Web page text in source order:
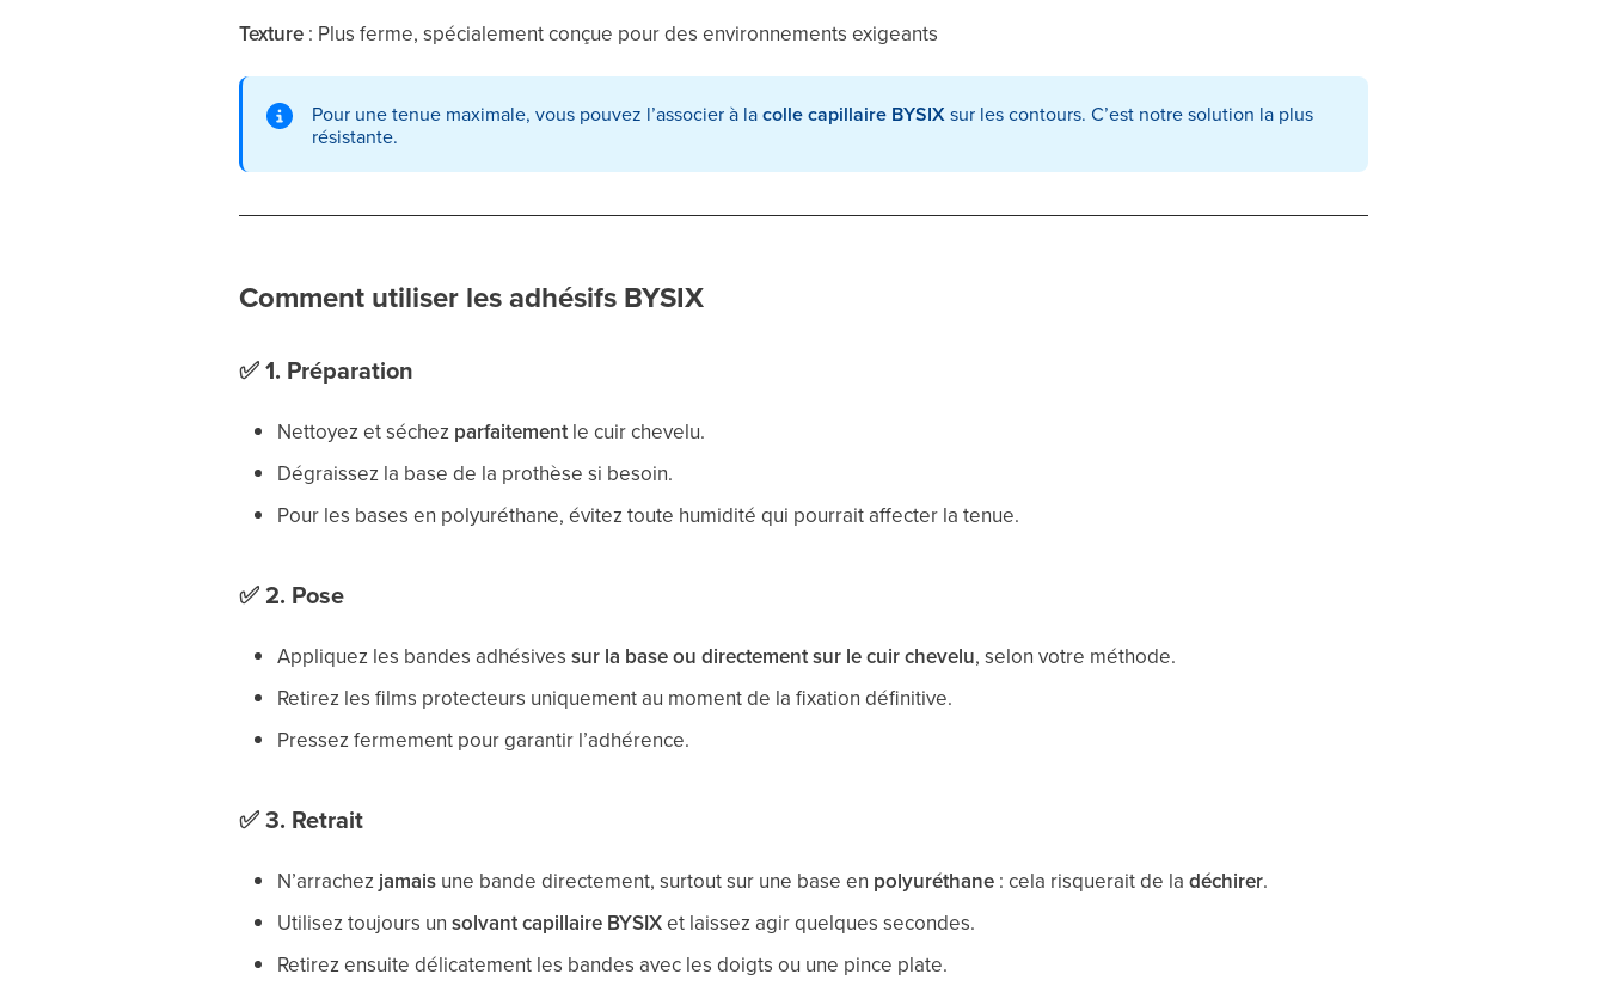
Texture: Plus ferme, spécialement conçue pour des environnements exigeants
Pour une tenue maximale, vous pouvez l’associer à lacolle capillaire BYSIXsur les contours. C’est notre solution la plus
résistante.
Comment utiliser les adhésifs BYSIX
✅1. Préparation
Nettoyez et séchez parfaitementle cuir chevelu.
Dégraissez la base de la prothèse si besoin.
Pour les bases en polyuréthane, évitez toute humidité qui pourrait affecter la tenue.
✅2. Pose
Appliquez les bandes adhésives sur la base ou directement sur le cuir chevelu, selon votre méthode.
Retirez les films protecteurs uniquement au moment de la fixation définitive.
Pressez fermement pour garantir l’adhérence.
✅3. Retrait
N’arrachez jamaisune bande directement, surtout sur une base en polyuréthane: cela risquerait de la déchirer.
Utilisez toujours un solvant capillaire BYSIXet laissez agir quelques secondes.
Retirez ensuite délicatement les bandes avec les doigts ou une pince plate.